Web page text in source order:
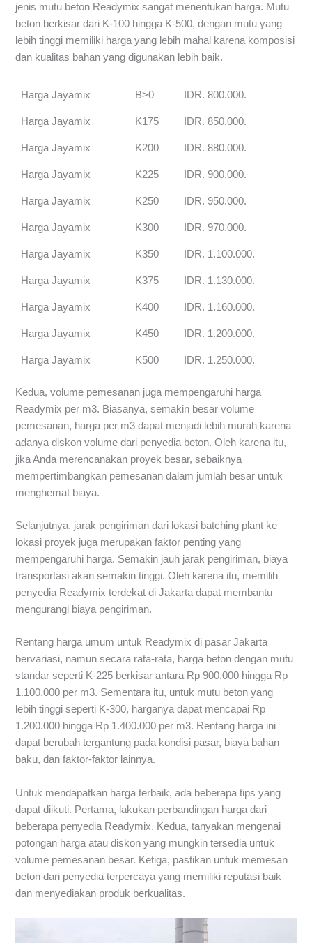
jenis mutu beton Readymix sangat menentukan harga. Mutu
beton berkisar dari K-100 hingga K-500, dengan mutu yang
lebih tinggi memiliki harga yang lebih mahal karena komposisi
dan kualitas bahan yang digunakan lebih baik.
Harga Jayamix B>0 IDR. 800.000.
Harga Jayamix K175 IDR. 850.000.
Harga Jayamix K200 IDR. 880.000.
Harga Jayamix K225 IDR. 900.000.
Harga Jayamix K250 IDR. 950.000.
Harga Jayamix K300 IDR. 970.000.
Harga Jayamix K350 IDR. 1.100.000.
Harga Jayamix K375 IDR. 1.130.000.
Harga Jayamix K400 IDR. 1.160.000.
Harga Jayamix K450 IDR. 1.200.000.
Harga Jayamix K500 IDR. 1.250.000.
Kedua, volume pemesanan juga mempengaruhi harga
Readymix per m3. Biasanya, semakin besar volume
pemesanan, harga per m3 dapat menjadi lebih murah karena
adanya diskon volume dari penyedia beton. Oleh karena itu,
jika Anda merencanakan proyek besar, sebaiknya
mempertimbangkan pemesanan dalam jumlah besar untuk
menghemat biaya.
Selanjutnya, jarak pengiriman dari lokasi batching plant ke
lokasi proyek juga merupakan faktor penting yang
mempengaruhi harga. Semakin jauh jarak pengiriman, biaya
transportasi akan semakin tinggi. Oleh karena itu, memilih
penyedia Readymix terdekat di Jakarta dapat membantu
mengurangi biaya pengiriman.
Rentang harga umum untuk Readymix di pasar Jakarta
bervariasi, namun secara rata-rata, harga beton dengan mutu
standar seperti K-225 berkisar antara Rp 900.000 hingga Rp
1.100.000 per m3. Sementara itu, untuk mutu beton yang
lebih tinggi seperti K-300, harganya dapat mencapai Rp
1.200.000 hingga Rp 1.400.000 per m3. Rentang harga ini
dapat berubah tergantung pada kondisi pasar, biaya bahan
baku, dan faktor-faktor lainnya.
Untuk mendapatkan harga terbaik, ada beberapa tips yang
dapat diikuti. Pertama, lakukan perbandingan harga dari
beberapa penyedia Readymix. Kedua, tanyakan mengenai
potongan harga atau diskon yang mungkin tersedia untuk
volume pemesanan besar. Ketiga, pastikan untuk memesan
beton dari penyedia terpercaya yang memiliki reputasi baik
dan menyediakan produk berkualitas.